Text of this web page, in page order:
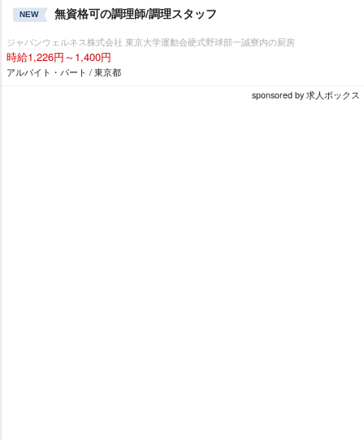
NEW 無資格可の調理師/調理スタッフ
ジャパンウェルネス株式会社 東京大学運動会硬式野球部一誠寮内の厨房
時給1,226円～1,400円
アルバイト・パート / 東京都
sponsored by 求人ボックス